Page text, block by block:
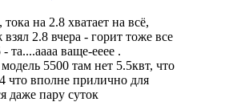
на 2.8 хватает на всё,
2.8 вчера - горит тоже все
та....аааа ваще-ееее .
5500 там нет 5.5квт, что
что вполне прилично для
даже пару суток